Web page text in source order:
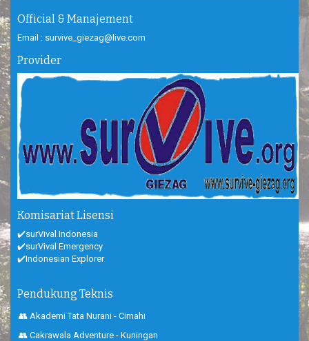
Official & Manajement
Email : survive_giezag@live.com
Provider
Komisariat Lisensi
✔️surVival Indonesia
✔️surVival Emergency
✔️Indonesian Explorer
Pendukung Teknis
👥 Akademi Tata Nurani - Cimahi
👥 Cakrawala Adventure - Kuningan